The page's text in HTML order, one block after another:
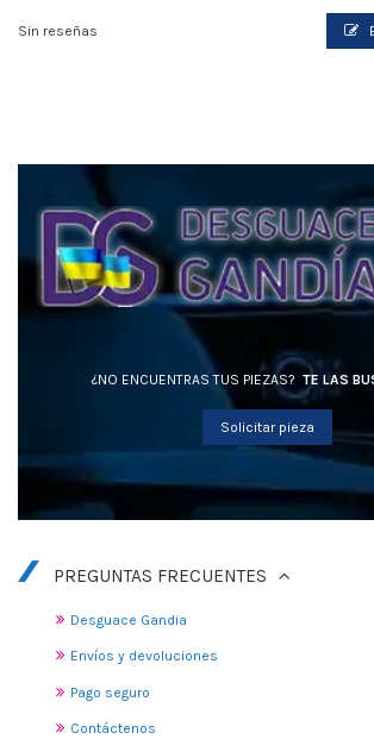
Sin reseñas
¿NO ENCUENTRAS TUS PIEZAS? TE LAS
Solicitar pieza
PREGUNTAS FRECUENTES
Desguace Gandia
Envíos y devoluciones
Pago seguro
Contáctenos